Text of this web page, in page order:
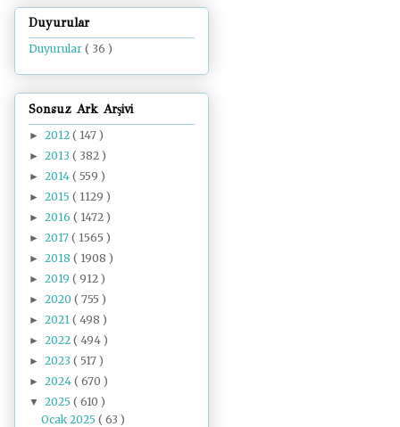
Duyurular
Duyurular ( 36 )
Sonsuz Ark Arşivi
► 2012 ( 147 )
► 2013 ( 382 )
► 2014 ( 559 )
► 2015 ( 1129 )
► 2016 ( 1472 )
► 2017 ( 1565 )
► 2018 ( 1908 )
► 2019 ( 912 )
► 2020 ( 755 )
► 2021 ( 498 )
► 2022 ( 494 )
► 2023 ( 517 )
► 2024 ( 670 )
▼ 2025 ( 610 )
Ocak 2025( 63 )